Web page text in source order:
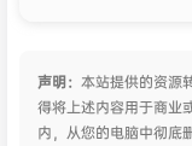
声明： 本站提供的资源
得将上述内容用于商业
内，从您的电脑中彻底